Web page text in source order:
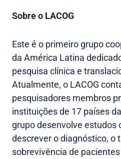
Sobre o LACOG
Este é o primeiro grupo
da América Latina
pesquisa clínica e
Atualmente, o LACOG
pesquisadores membros
instituições de 17 países
grupo desenvolve estudos
descrever o diagnóstico, o
sobrevivência de